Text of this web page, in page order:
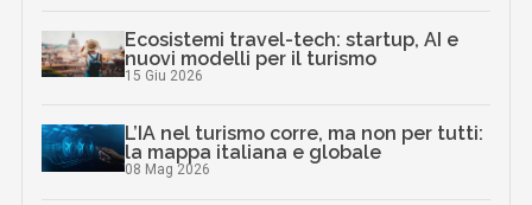
Ecosistemi travel-tech: startup, AI e
nuovi modelli per il turismo
15 Giu 2026
L’IA nel turismo corre, ma non per tutti:
la mappa italiana e globale
08 Mag 2026